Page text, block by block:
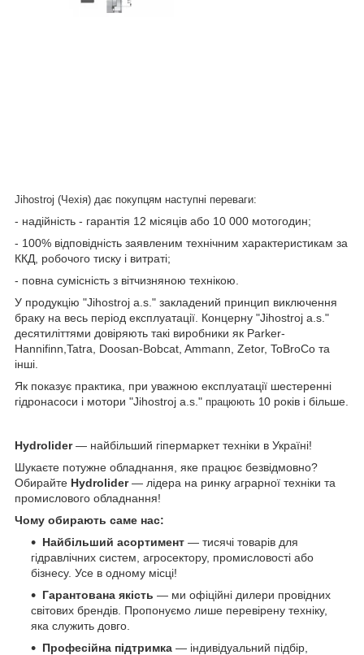
Jihostroj (Чехія) дає покупцям наступні переваги:
- надійність - гарантія 12 місяців або 10 000 мотогодин;
- 100% відповідність заявленим технічним характеристикам за
ККД, робочого тиску і витраті;
- повна сумісність з вітчизняною технікою.
У продукцію "Jihostroj a.s." закладений принцип виключення
браку на весь період експлуатації. Концерну "Jihostroj a.s."
десятиліттями довіряють такі виробники як Parker-
Hannifinn,Tatra, Doosan-Bobcat, Ammann, Zetor, ToBroCo та
інші.
Як показує практика, при уважною експлуатації шестеренні
гідронасоси і мотори "Jihostroj a.s." працюють 1 0 років і більше.
Hydrolider— найбільший гіпермаркет техніки в Україні!
Шукаєте потужне обладнання, яке працює безвідмовно?
Обирайте Hydrolider— лідера на ринку аграрної техніки та
промислового обладнання!
Чому обирають саме нас:
Найбільший асортимент — тисячі товарів для
гідравлічних систем, агросектору, промисловості або
бізнесу. Усе в одному місці!
Гарантована якість — ми офіційні дилери провідних
світових брендів. Пропонуємо лише перевірену техніку,
яка служить довго.
Професійна підтримка — індивідуальний підбір,